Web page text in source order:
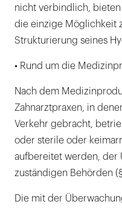
nicht verbindlich,
die einzige Möglichkeit
Strukturierung seines
• Rund um die
Nach dem
Zahnarztpraxen, in
Verkehr gebracht,
oder sterile oder
aufbereitet werden, der
zuständigen Behörden
Die mit der